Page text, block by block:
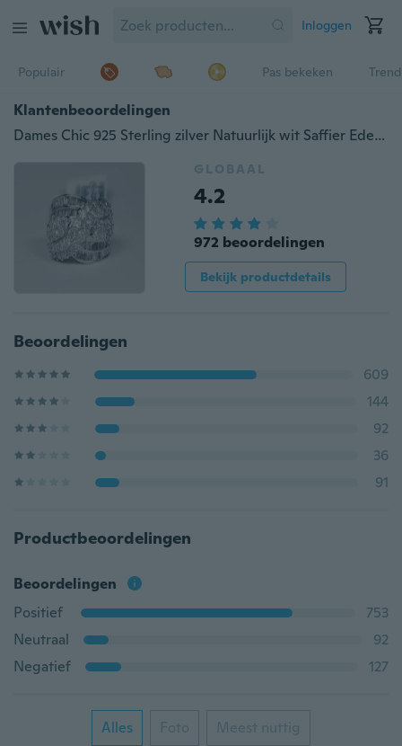
Inloggen
Populair Pas bekeken
Klantenbeoordelingen
Dames Chic 925 Sterling zilver Natuurlijk wit Saffier Edelsteen Criss Cross Trouwring Maat5-10
GLOBAAL
4.2
972 beoordelingen
Bekijk productdetails
Beoordelingen
609
144
92
36
91
Productbeoordelingen
Beoordelingen
Positief
753
Neutraal
92
Negatief
127
Alles Foto Meest nuttig